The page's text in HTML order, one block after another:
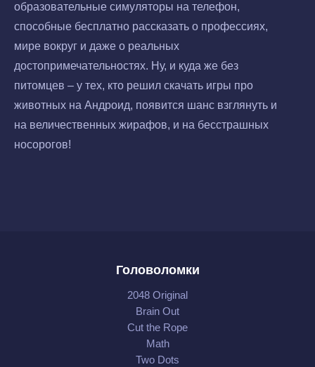
образовательные симуляторы на телефон,
способные бесплатно рассказать о профессиях,
мире вокруг и даже о реальных
достопримечательностях. Ну, и куда же без
питомцев – у тех, кто решил скачать игры про
животных на Андроид, появится шанс взглянуть и
на величественных жирафов, и на бесстрашных
носорогов!
Головоломки
2048 Original
Brain Out
Cut the Rope
Math
Two Dots